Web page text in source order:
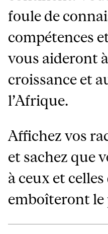
foule de
compétences
vous aideront
croissance et
l’Afrique.
Affichez vos
et sachez que
à ceux et
emboîteront le